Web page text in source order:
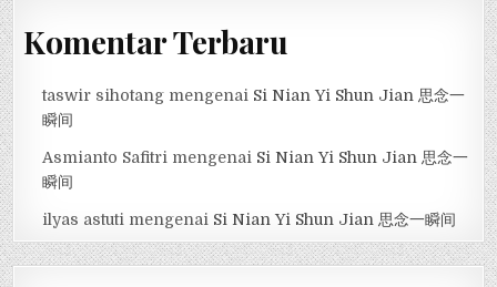
Komentar Terbaru
taswir sihotang mengenai Si Nian Yi Shun Jian 思念一
瞬间
Asmianto Safitri mengenai Si Nian Yi Shun Jian 思念一
瞬间
ilyas astuti mengenai Si Nian Yi Shun Jian 思念一瞬间